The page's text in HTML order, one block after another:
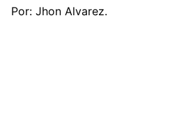
Por: Jhon Alvarez.